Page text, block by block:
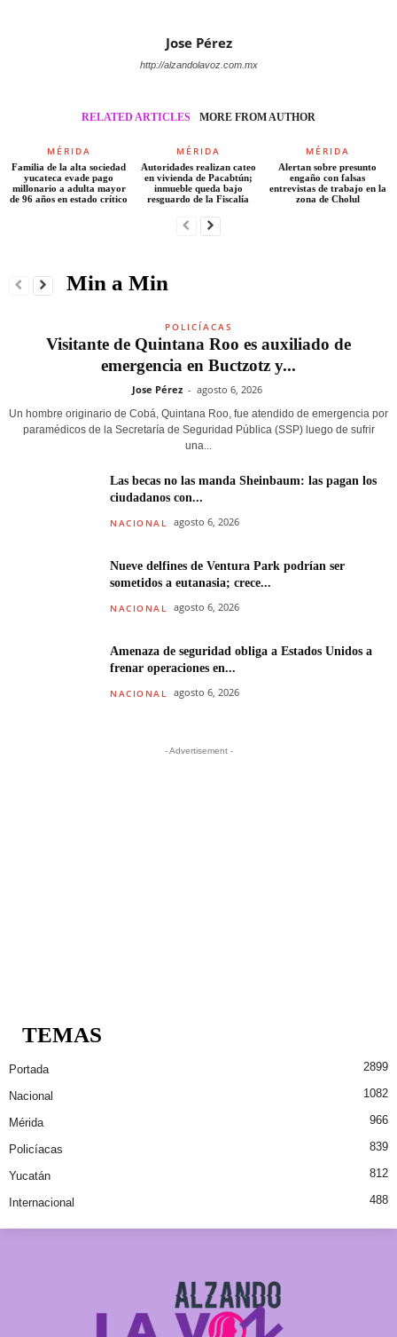
Jose Pérez
http://alzandolavoz.com.mx
RELATED ARTICLES MORE FROM AUTHOR
MÉRIDA
Familia de la alta sociedad
yucateca evade pago
millonario a adulta mayor
de 96 años en estado crítico
MÉRIDA
Autoridades realizan cateo
en vivienda de Pacabtún;
inmueble queda bajo
resguardo de la Fiscalía
MÉRIDA
Alertan sobre presunto
engaño con falsas
entrevistas de trabajo en la
zona de Cholul
Min a Min
POLICÍACAS
Visitante de Quintana Roo es auxiliado de
emergencia en Buctzotz y...
Jose Pérez - agosto 6, 2026
Un hombre originario de Cobá, Quintana Roo, fue atendido de emergencia por
paramédicos de la Secretaría de Seguridad Pública (SSP) luego de sufrir
una...
Las becas no las manda Sheinbaum: las pagan los
ciudadanos con...
NACIONAL agosto 6, 2026
Nueve delfines de Ventura Park podrían ser
sometidos a eutanasia; crece...
NACIONAL agosto 6, 2026
Amenaza de seguridad obliga a Estados Unidos a
frenar operaciones en...
NACIONAL agosto 6, 2026
- Advertisement -
TEMAS
Portada 2899
Nacional 1082
Mérida 966
Policíacas 839
Yucatán 812
Internacional 488